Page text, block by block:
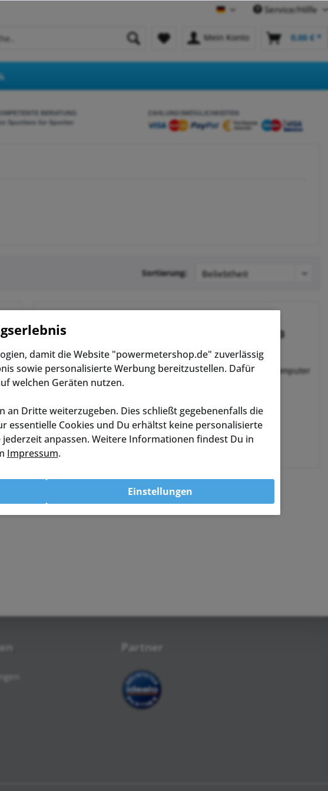
Deutsch Service/Hilfe
Mein Konto 0,00 € *
BERATUNG
Sportlern für Sportler
ZAHLUNGSMÖGLICHKEITEN
Sortierung:
SRAM Hammerhead Karoo 3
Computerhalterung für den
Hammerhead Karoo 3 Fahrradcomputer
29,00 € * UVP:37,00 € *
Partner
damit die Website "powermetershop.de" zuverlässig
sowie personalisierte Werbung bereitzustellen. Dafür
welchen Geräten nutzen.
an Dritte weiterzugeben. Dies schließt gegebenenfalls die
essentielle Cookies und Du erhältst keine personalisierte
anpassen. Weitere Informationen findest Du in
Impressum.
Einstellungen